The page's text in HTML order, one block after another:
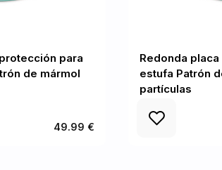
para
de mármol
49.99 €
Redonda
estufa Patrón
partículas